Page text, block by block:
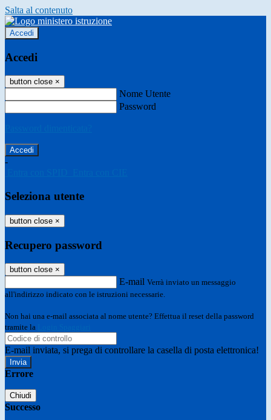
Salta al contenuto
Accedi
Accedi
button close ×
Nome Utente
Password
-
Seleziona utente
button close ×
Recupero password
button close ×
E-mail Verrà inviato un messaggio
all'indirizzo indicato con le istruzioni necessarie.
Non hai una e-mail associata al nome utente? Effettua il reset della password
tramite la
E-mail inviata, si prega di controllare la casella di posta elettronica!
Errore
Chiudi
Successo